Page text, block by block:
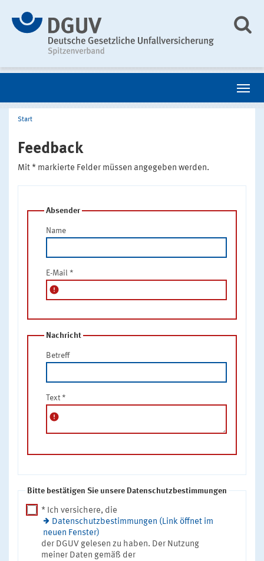
Start
Feedback
Mit * markierte Felder müssen angegeben werden.
Absender
Name
E-Mail *
error
Nachricht
Betreff
Text *
error
Bitte bestätigen Sie unsere Datenschutzbestimmungen
* Ich versichere, die
Datenschutzbestimmungen (Link öffnet im
neuen Fenster)
der DGUV gelesen zu haben. Der Nutzung
meiner Daten gemäß der